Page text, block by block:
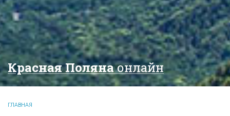
Красная Полянаонлайн
ГЛАВНАЯ